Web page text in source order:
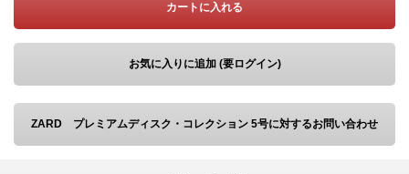
カートに入れる
お気に入りに追加 (要ログイン)
ZARD プレミアムディスク・コレクション 5号に対するお問い合わせ